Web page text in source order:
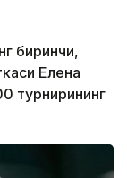
биринчи,
Елена
турнирининг